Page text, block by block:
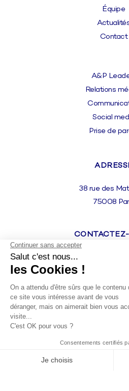
Équipe
Contact
A&P
Relations
Social
Prise de
38 rue des
75008
E :
© 2026
AGENCE A&P –